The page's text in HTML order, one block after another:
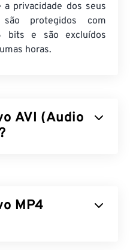
a privacidade dos seus
protegidos com
bits e são excluídos
horas.
AVI (Audio
de terceiros, o
legendas, menus,
MP4